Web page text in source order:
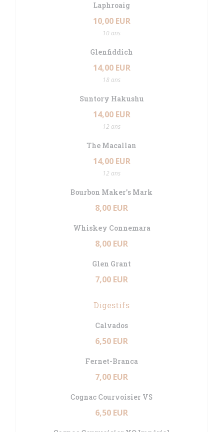
Laphroaig
10,00 EUR
10 ans
Glenfiddich
14,00 EUR
18 ans
Suntory Hakushu
14,00 EUR
12 ans
The Macallan
14,00 EUR
12 ans
Bourbon Maker's Mark
8,00 EUR
Whiskey Connemara
8,00 EUR
Glen Grant
7,00 EUR
Digestifs
Calvados
6,50 EUR
Fernet-Branca
7,00 EUR
Cognac Courvoisier VS
6,50 EUR